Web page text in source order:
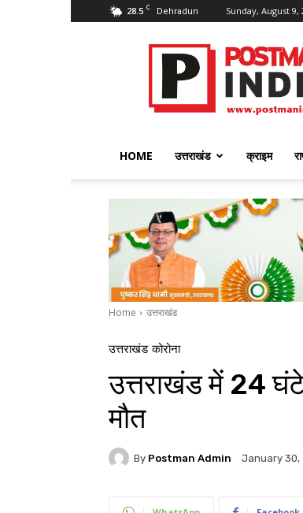
28.5 C Dehradun Sunday, August 9,
HOME उत्तराखंड क्राइम
Home उत्तराखंड
उत्तराखंड कोरोना
उत्तराखंड में 24
मौत
By Postman Admin January 30,